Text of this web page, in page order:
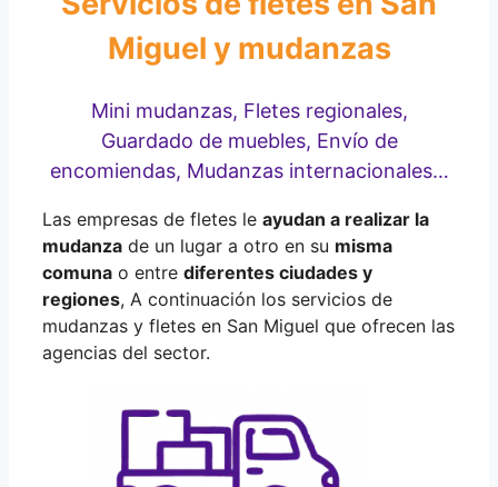
Miguel y mudanzas
Mini mudanzas, Fletes regionales,
Guardado de muebles, Envío de
encomiendas, Mudanzas internacionales…
Las empresas de fletes le ayudan a realizar la
mudanza de un lugar a otro en su misma
comuna o entre diferentes ciudades y
regiones, A continuación los servicios de
mudanzas y fletes en San Miguel que ofrecen las
agencias del sector.